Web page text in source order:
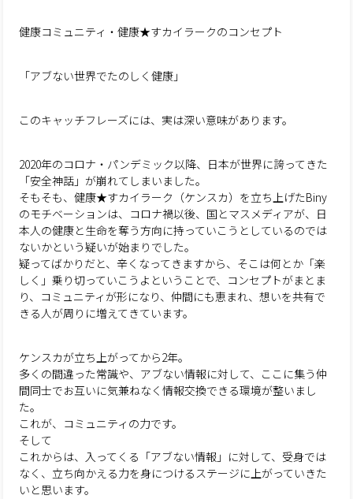
健康コミュニティ・健康★すカイラークのコンセプト
「アブない世界でたのしく健康」
このキャッチフレーズには、実は深い意味があります。
2020年のコロナ・パンデミック以降、日本が世界に誇ってきた
「安全神話」が崩れてしまいました。
そもそも、健康★すカイラーク（ケンスカ）を立ち上げたBiny
のモチベーションは、コロナ禍以後、国とマスメディアが、日
本人の健康と生命を奪う方向に持っていこうとしているのでは
ないかという疑いが始まりでした。
疑ってばかりだと、辛くなってきますから、そこは何とか「楽
しく」乗り切っていこうよということで、コンセプトがまとま
り、コミュニティが形になり、仲間にも恵まれ、想いを共有で
きる人が周りに増えてきています。
ケンスカが立ち上がってから2年。
多くの間違った常識や、アブない情報に対して、ここに集う仲
間同士でお互いに気兼ねなく情報交換できる環境が整いまし
た。
これが、コミュニティの力です。
そして
これからは、入ってくる「アブない情報」に対して、受身では
なく、立ち向かえる力を身につけるステージに上がっていきた
いと思います。